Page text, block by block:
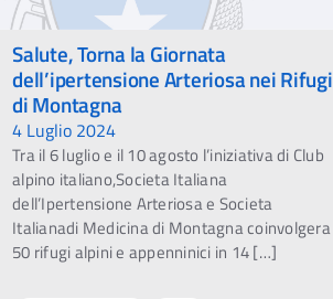
Salute, Torna la Giornata
dell’ipertensione Arteriosa nei Rifugi
di Montagna
4 Luglio 2024
Tra il 6 luglio e il 10 agosto l’iniziativa di Club
alpino italiano,Societa Italiana
dell’Ipertensione Arteriosa e Societa
Italianadi Medicina di Montagna coinvolgera
50 rifugi alpini e appenninici in 14 […]